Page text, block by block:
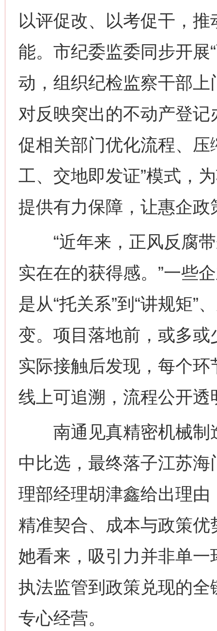
以评促改、以考促干，
能。市纪委监委同步开展
动，组织纪检监察干部
对反映突出的不动产登
促相关部门优化流程、压
工、交地即发证”模式，
提供有力保障，让惠企政
“近年来，正风反腐带
实在在的获得感。”一些
是从“托关系”到“讲规矩”
变。项目落地前，或多或
实际接触后发现，每个
线上可追溯，流程公开透
南通见真精密机械制
中比选，最终落子江苏
理部经理胡津鑫给出理
精准契合、成本与政策
她看来，吸引力并非单
执法监管到政策兑现的
专心经营。